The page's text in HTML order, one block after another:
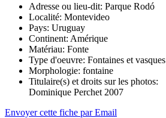
Adresse ou lieu-dit: Parque Rodó
Localité: Montevideo
Pays: Uruguay
Continent: Amérique
Matériau: Fonte
Type d'oeuvre: Fontaines et vasques
Morphologie: fontaine
Titulaire(s) et droits sur les photos:
Dominique Perchet 2007
Envoyer cette fiche par Email